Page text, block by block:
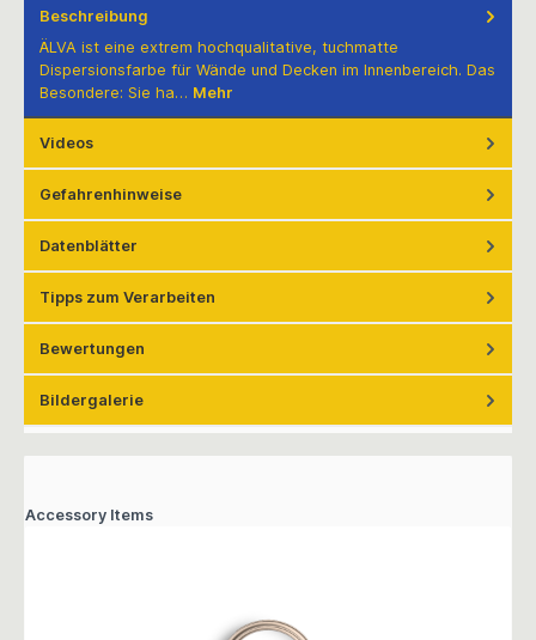
Beschreibung
ÄLVA ist eine extrem hochqualitative, tuchmatte
Dispersionsfarbe für Wände und Decken im Innenbereich. Das
Besondere: Sie ha… Mehr
Videos
Gefahrenhinweise
Datenblätter
Tipps zum Verarbeiten
Bewertungen
Bildergalerie
Accessory Items